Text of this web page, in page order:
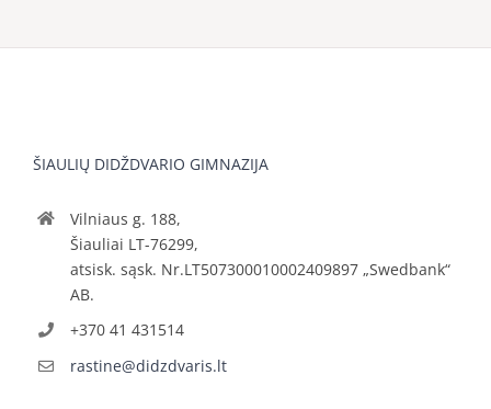
ŠIAULIŲ DIDŽDVARIO GIMNAZIJA
Vilniaus g. 188,
Šiauliai LT-76299,
atsisk. sąsk. Nr.LT507300010002409897 „Swedbank“
AB.
+370 41 431514
rastine@didzdvaris.lt